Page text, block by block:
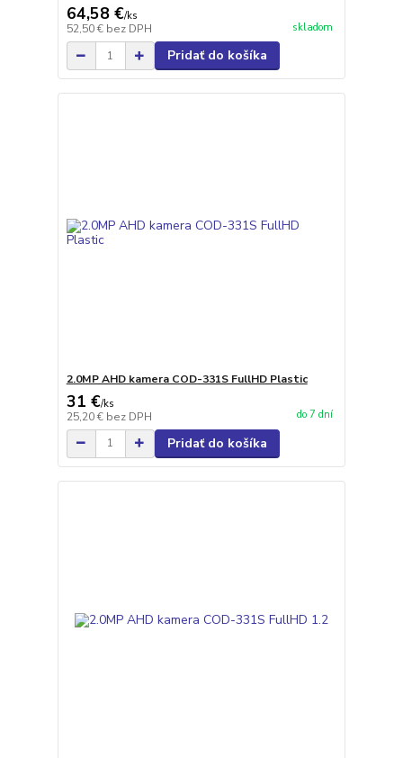
64,58 €/ks
52,50 € bez DPH skladom
Pridať do košíka
2.0MP AHD kamera COD-331S FullHD Plastic
31 €/ks
25,20 € bez DPH do 7 dní
Pridať do košíka